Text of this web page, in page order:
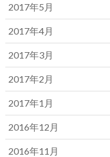
2017年5月
2017年4月
2017年3月
2017年2月
2017年1月
2016年12月
2016年11月